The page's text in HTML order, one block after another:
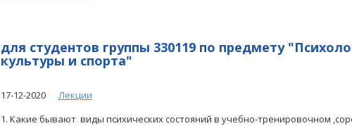
для студентов группы 330119 по предмету
культуры и спорта"
17-12-2020
Лекции
1. Какие бывают виды психических состояний в учебно-тренировочном